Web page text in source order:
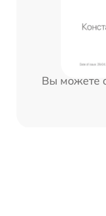
Вы можете